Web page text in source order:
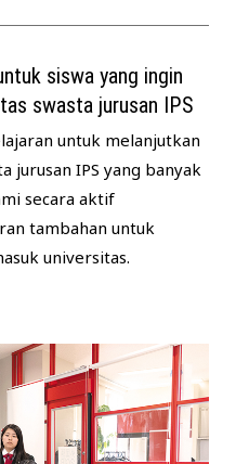
siswa yang ingin
swasta jurusan IPS
untuk melanjutkan
jurusan IPS yang banyak
secara aktif
tambahan untuk
universitas.